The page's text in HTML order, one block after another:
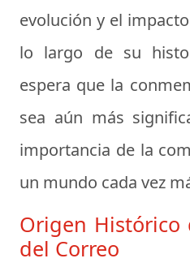
evolución y el
lo largo de su
espera que la
sea aún más
importancia de la
un mundo cada vez
Origen
del Correo